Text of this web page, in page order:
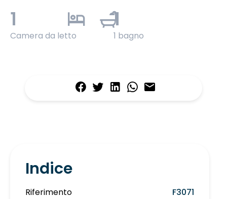
1
Camera da letto
1
1 bagno
Indice
Riferimento
F3071